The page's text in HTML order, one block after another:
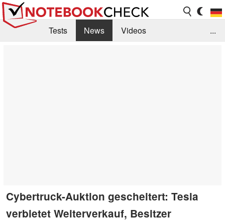
Tests News
Videos
...
Cybertruck-Auktion gescheitert: Tesla
verbietet Weiterverkauf, Besitzer